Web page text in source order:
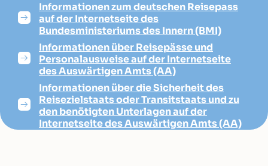
Informationen zum deutschen Reisepass
auf der Internetseite des
Bundesministeriums des Innern (BMI)
Informationen über Reisepässe und
Personalausweise auf der Internetseite
des Auswärtigen Amts (AA)
Informationen über die Sicherheit des
Reisezielstaats oder Transitstaats und zu
den benötigten Unterlagen auf der
Internetseite des Auswärtigen Amts (AA)